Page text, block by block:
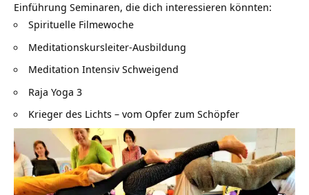
Einführung Seminaren, die dich interessieren könnten:
Spirituelle Filmewoche
Meditationskursleiter-Ausbildung
Meditation Intensiv Schweigend
Raja Yoga 3
Krieger des Lichts – vom Opfer zum Schöpfer